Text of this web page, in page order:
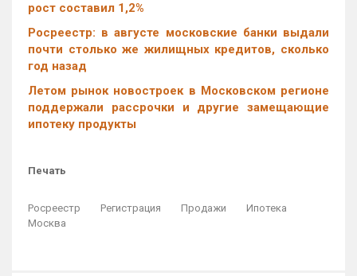
рост составил 1,2%
Росреестр: в августе московские банки выдали
почти столько же жилищных кредитов, сколько
год назад
Летом рынок новостроек в Московском регионе
поддержали рассрочки и другие замещающие
ипотеку продукты
Печать
Росреестр Регистрация Продажи
Ипотека
Москва